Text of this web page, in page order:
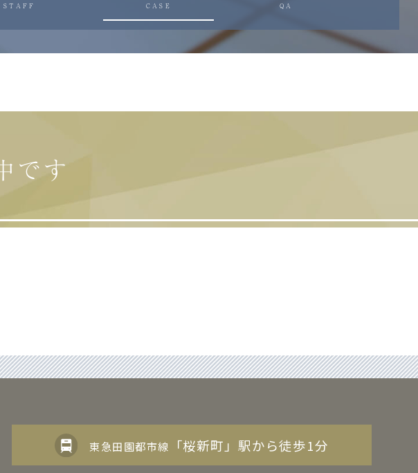
STAFF CASE QA
です
東急田園都市線 「桜新町」駅から徒歩1分